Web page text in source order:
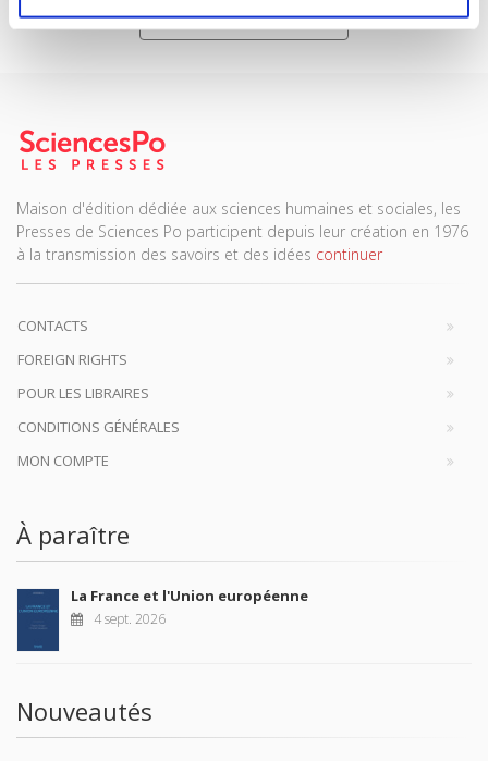
Je m’abonne
Maison d'édition dédiée aux sciences humaines et sociales, les
Presses de Sciences Po participent depuis leur création en 1976
à la transmission des savoirs et des idées continuer
CONTACTS
FOREIGN RIGHTS
POUR LES LIBRAIRES
CONDITIONS GÉNÉRALES
MON COMPTE
À paraître
La France et l'Union européenne
4 sept. 2026
Nouveautés